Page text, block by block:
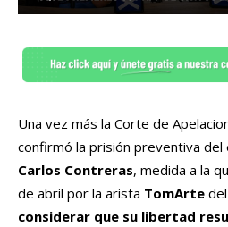
Una vez más la Corte de
confirmó la prisión preventiva del
Carlos Contreras, medida a la
de abril por la arista TomArte
considerar que su libertad